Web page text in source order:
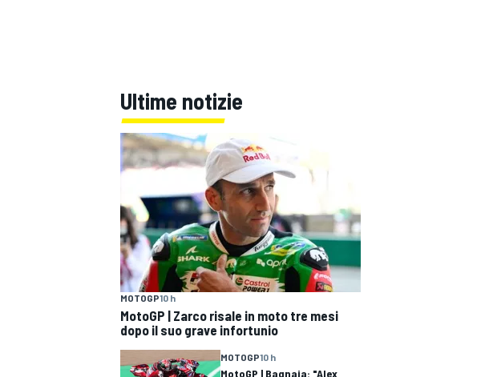
Ultime notizie
MOTOGP10 h
MotoGP | Zarco risale in moto tre mesi
dopo il suo grave infortunio
MOTOGP10 h
MotoGP | Bagnaia: "Alex